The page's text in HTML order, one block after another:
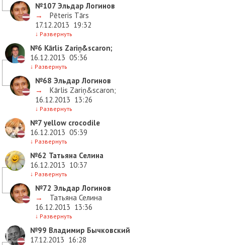
№107 Эльдар Логинов
→
Pēteris Tārs
17.12.2013 19:32
↓ Развернуть
№6 Kārlis Zariņ&scaron;
16.12.2013 05:36
↓ Развернуть
№68 Эльдар Логинов
→
Kārlis Zariņ&scaron;
16.12.2013 13:26
↓ Развернуть
№7 yellow crocodile
16.12.2013 05:39
↓ Развернуть
№62 Татьяна Селина
16.12.2013 10:37
↓ Развернуть
№72 Эльдар Логинов
→
Татьяна Селина
16.12.2013 13:36
↓ Развернуть
№99 Владимир Бычковский
17.12.2013 16:28